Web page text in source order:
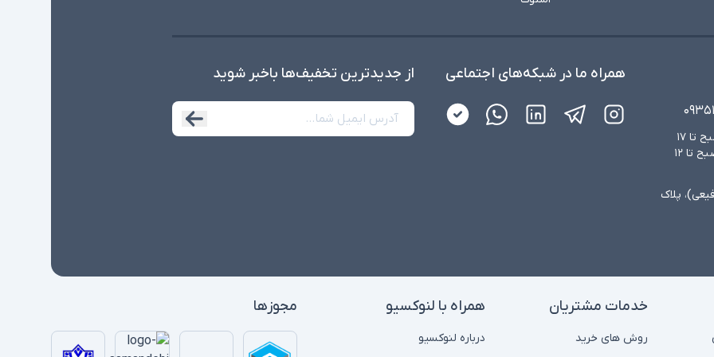
شنبه تا چهارشنبه از ساعت ۸:۳۰ صبح تا ۱۷
عصر و پنجشنبه‌ها از ساعت ۸:۳۰ صبح تا ۱۲
پلاک
همراه ما در شبکه‌های اجتماعی از جدید‌ترین تخفیف‌ها با‌خبر شوید
خدمات مشتریان
روش های خرید
همراه با لنوکسیو
درباره لنوکسیو
مجوزها